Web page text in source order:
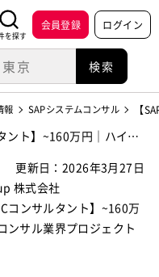
を探す
会員登録 ログイン
報 SAPシステムコンサル 【
ント】~160万円｜ハイブ
更新日：2026年3月27日
株式会社
コンサルタント】~160万
ンサル業界プロジェクト